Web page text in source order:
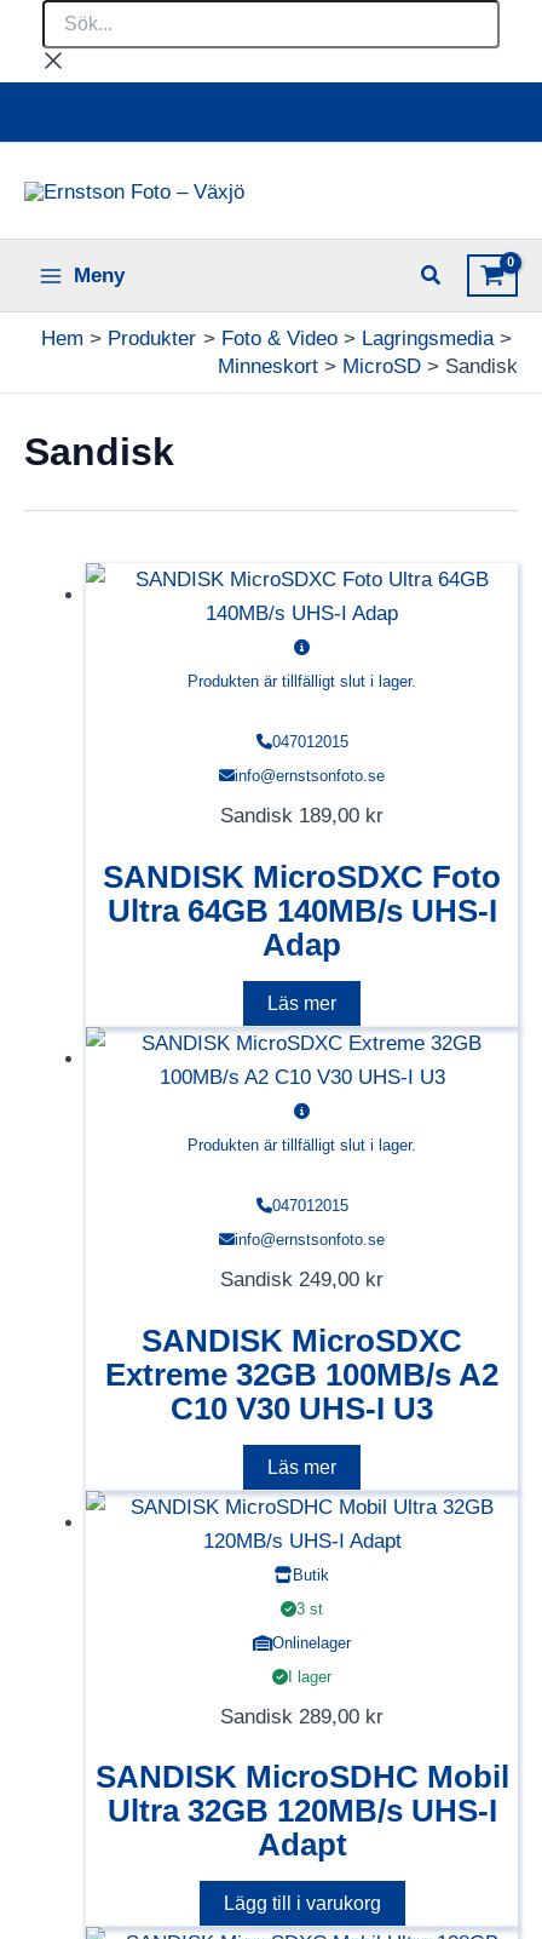
innehåll
Sök...
Meny
Hem Produkter Foto & Video
Lagringsmedia
Minneskort
MicroSD Sandisk
Sandisk
Produkten är tillfälligt slut i lager.
047012015
info@ernstsonfoto.se
Sandisk 189,00 kr
SANDISK MicroSDXC Foto
Ultra 64GB 140MB/s UHS-I
Adap
Läs mer
Produkten är tillfälligt slut i lager.
047012015
info@ernstsonfoto.se
Sandisk 249,00 kr
SANDISK MicroSDXC
Extreme 32GB 100MB/s A2
C10 V30 UHS-I U3
Läs mer
Butik
3 st
Onlinelager
I lager
Sandisk 289,00 kr
SANDISK MicroSDHC Mobil
Ultra 32GB 120MB/s UHS-I
Adapt
Lägg till i varukorg